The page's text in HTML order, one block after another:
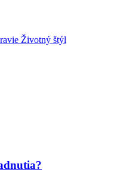
Životný štýl